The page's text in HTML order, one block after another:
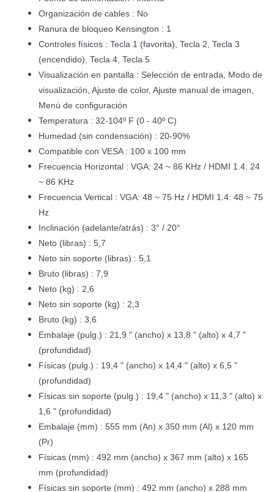
Organización de cables : No
Ranura de bloqueo Kensington : 1
Controles físicos : Tecla 1 (favorita), Tecla 2, Tecla 3
(encendido), Tecla 4, Tecla 5
Visualización en pantalla : Selección de entrada, Modo de
visualización, Ajuste de color, Ajuste manual de imagen,
Menú de configuración
Temperatura : 32-104º F (0 - 40º C)
Humedad (sin condensación) : 20-90%
Compatible con VESA : 100 x 100 mm
Frecuencia Horizontal : VGA: 24 ~ 86 KHz / HDMI 1.4: 24
~ 86 KHz
Frecuencia Vertical : VGA: 48 ~ 75 Hz / HDMI 1.4: 48 ~ 75
Hz
Inclinación (adelante/atrás) : 3° / 20°
Neto (libras) : 5,7
Neto sin soporte (libras) : 5,1
Bruto (libras) : 7,9
Neto (kg) : 2,6
Neto sin soporte (kg) : 2,3
Bruto (kg) : 3,6
Embalaje (pulg.) : 21,9 " (ancho) x 13,8 " (alto) x 4,7 "
(profundidad)
Físicas (pulg.) : 19,4 " (ancho) x 14,4 " (alto) x 6,5 "
(profundidad)
Físicas sin soporte (pulg.) : 19,4 " (ancho) x 11,3 " (alto) x
1,6 " (profundidad)
Embalaje (mm) : 555 mm (An) x 350 mm (Al) x 120 mm
(Pr)
Físicas (mm) : 492 mm (ancho) x 367 mm (alto) x 165
mm (profundidad)
Físicas sin soporte (mm) : 492 mm (ancho) x 288 mm